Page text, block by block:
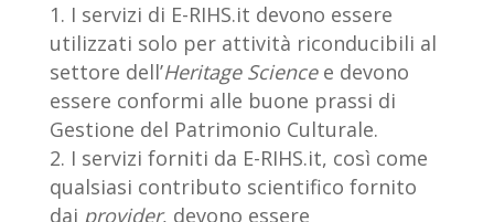
I servizi di E-RIHS.it devono essere
utilizzati solo per attività riconducibili al
settore dell’Heritage Sciencee devono
essere conformi alle buone prassi di
Gestione del Patrimonio Culturale.
I servizi forniti da E-RIHS.it, così come
qualsiasi contributo scientifico fornito
dai provider, devono essere